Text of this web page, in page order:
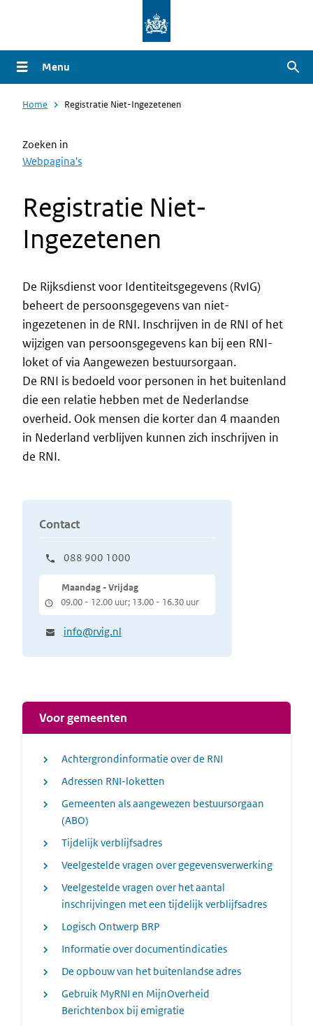
naar
de
gaan
Menu
Home Registratie Niet-Ingezetenen
Zoeken in
Webpagina's
Registratie Niet-
Ingezetenen
Intro
De Rijksdienst voor Identiteitsgegevens (RvIG)
beheert de persoonsgegevens van niet-
ingezetenen in de RNI. Inschrijven in de RNI of het
wijzigen van persoonsgegevens kan bij een RNI-
loket of via Aangewezen bestuursorgaan.
De RNI is bedoeld voor personen in het buitenland
die een relatie hebben met de Nederlandse
overheid. Ook mensen die korter dan 4 maanden
in Nederland verblijven kunnen zich inschrijven in
de RNI.
Contact
088 900 1000
Maandag - Vrijdag
09.00 - 12.00 uur; 13.00 - 16.30 uur
info@rvig.nl
Voor gemeenten
Achtergrondinformatie over de RNI
Adressen RNI-loketten
Gemeenten als aangewezen bestuursorgaan
(ABO)
Tijdelijk verblijfsadres
Veelgestelde vragen over gegevensverwerking
Veelgestelde vragen over het aantal
inschrijvingen met een tijdelijk verblijfsadres
Logisch Ontwerp BRP
Informatie over documentindicaties
De opbouw van het buitenlandse adres
Gebruik MyRNI en MijnOverheid
Berichtenbox bij emigratie